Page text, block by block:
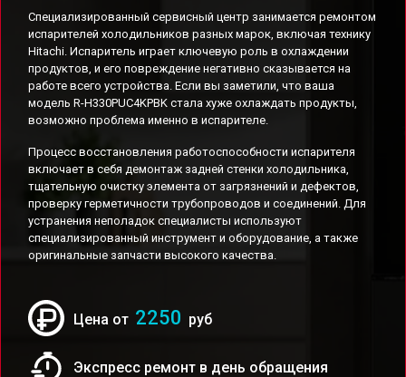
Специализированный сервисный центр занимается ремонтом
испарителей холодильников разных марок, включая технику
Hitachi. Испаритель играет ключевую роль в охлаждении
продуктов, и его повреждение негативно сказывается на
работе всего устройства. Если вы заметили, что ваша
модель R-H330PUC4KPBK стала хуже охлаждать продукты,
возможно проблема именно в испарителе.
Процесс восстановления работоспособности испарителя
включает в себя демонтаж задней стенки холодильника,
тщательную очистку элемента от загрязнений и дефектов,
проверку герметичности трубопроводов и соединений. Для
устранения неполадок специалисты используют
специализированный инструмент и оборудование, а также
оригинальные запчасти высокого качества.
Цена от 2250 руб
Экспресс ремонт в день обращения